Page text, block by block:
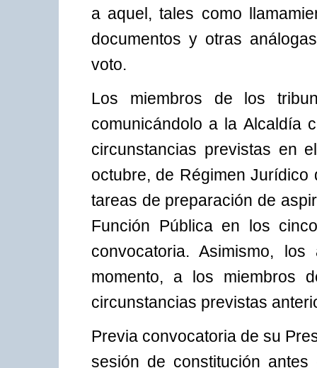
a aquel, tales como
documentos y otras
voto.
Los miembros de los
comunicándolo a la Alcaldía
circunstancias previstas en
octubre, de Régimen
tareas de preparación de
Función Pública en los
convocatoria. Asimismo,
momento, a los miembros
circunstancias previstas
Previa convocatoria de su
sesión de constitución